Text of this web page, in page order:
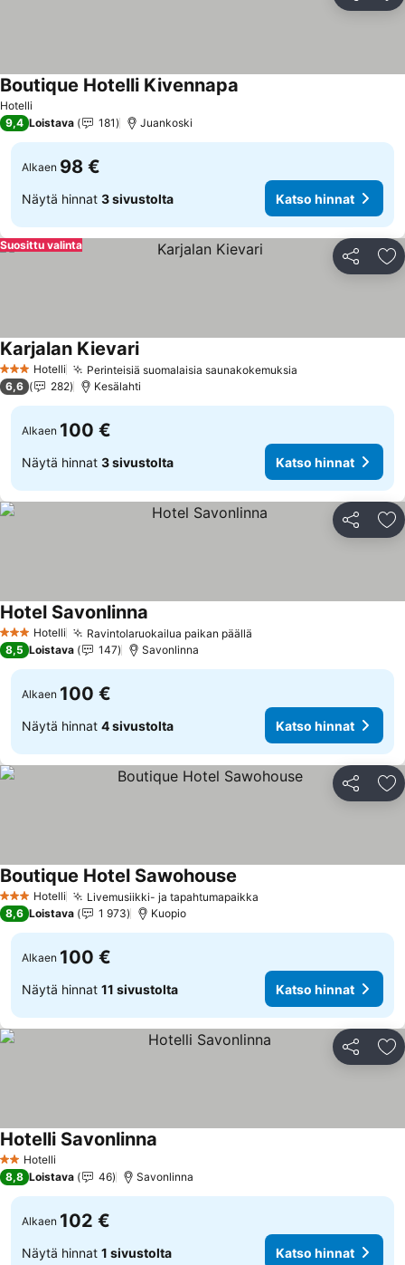
Hotelli
Boutique Hotelli Kivennapa
9,4 Loistava 181 Juankoski
Alkaen 98 €
Näytä hinnat 3 sivustolta Katso hinnat
Jaa
Suosittu valinta
3 Tähtiluokitus
Hotelli Perinteisiä suomalaisia saunakokemuksia
Karjalan Kievari
6,6 282 Kesälahti
Alkaen 100 €
Näytä hinnat 3 sivustolta Katso hinnat
Jaa
3 Tähtiluokitus
Hotelli Ravintolaruokailua paikan päällä
Hotel Savonlinna
8,5 Loistava 147 Savonlinna
Alkaen 100 €
Näytä hinnat 4 sivustolta Katso hinnat
Jaa
3 Tähtiluokitus
Hotelli Livemusiikki- ja tapahtumapaikka
Boutique Hotel Sawohouse
8,6 Loistava 1 973 Kuopio
Alkaen 100 €
Näytä hinnat 11 sivustolta Katso hinnat
Jaa
2 Tähtiluokitus
Hotelli
Hotelli Savonlinna
8,8 Loistava 46 Savonlinna
Alkaen 102 €
Näytä hinnat 1 sivustolta Katso hinnat